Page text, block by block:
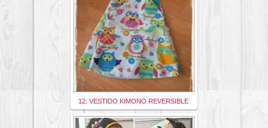
12. VESTIDO KIMONO REVERSIBLE